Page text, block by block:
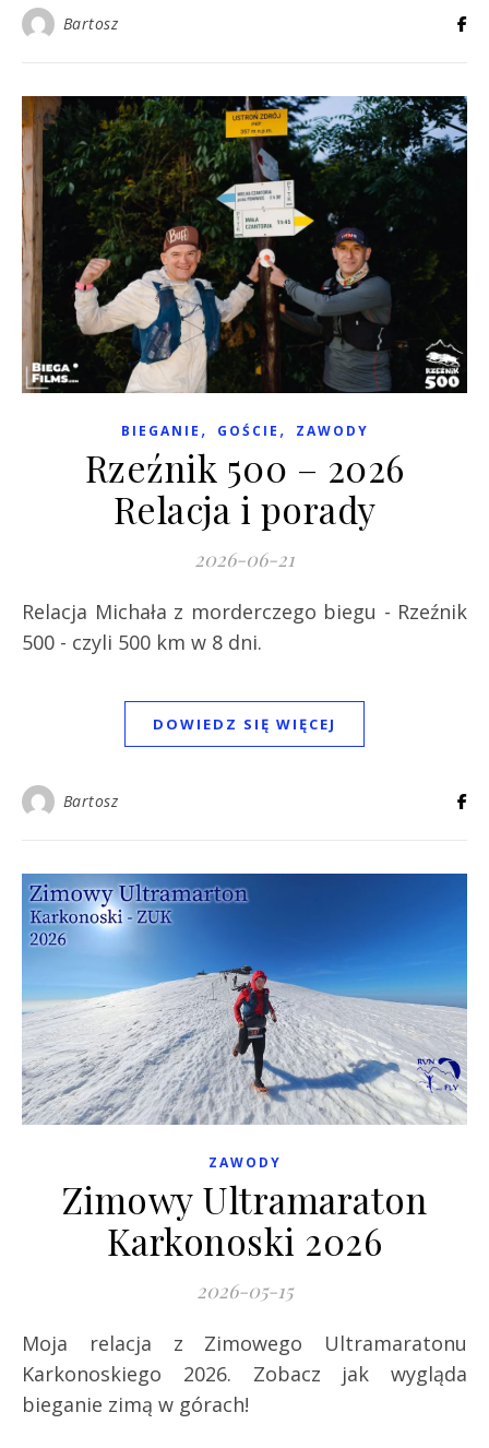
Bartosz
BIEGANIE , GOŚCIE , ZAWODY
Rzeźnik 500 – 2026
Relacja i porady
2026-06-21
Relacja Michała z morderczego biegu - Rzeźnik
500 - czyli 500 km w 8 dni.
DOWIEDZ SIĘ WIĘCEJ
Bartosz
ZAWODY
Zimowy Ultramaraton
Karkonoski 2026
2026-05-15
Moja relacja z Zimowego Ultramaratonu
Karkonoskiego 2026. Zobacz jak wygląda
bieganie zimą w górach!